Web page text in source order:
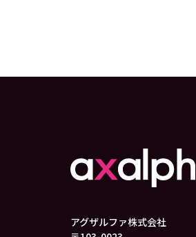
アグザルファ株式会社